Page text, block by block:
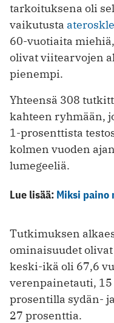
tarkoituksena oli
vaikutusta
60-vuotiaita
olivat viitearvojen
pienempi.
Yhteensä 308
kahteen ryhmään,
1-prosenttista
kolmen vuoden
lumegeeliä.
Lue lisää: Miksi paino
Tutkimuksen
ominaisuudet
keski-ikä oli 67,6
verenpainetauti,
prosentilla sydän-
27 prosenttia.